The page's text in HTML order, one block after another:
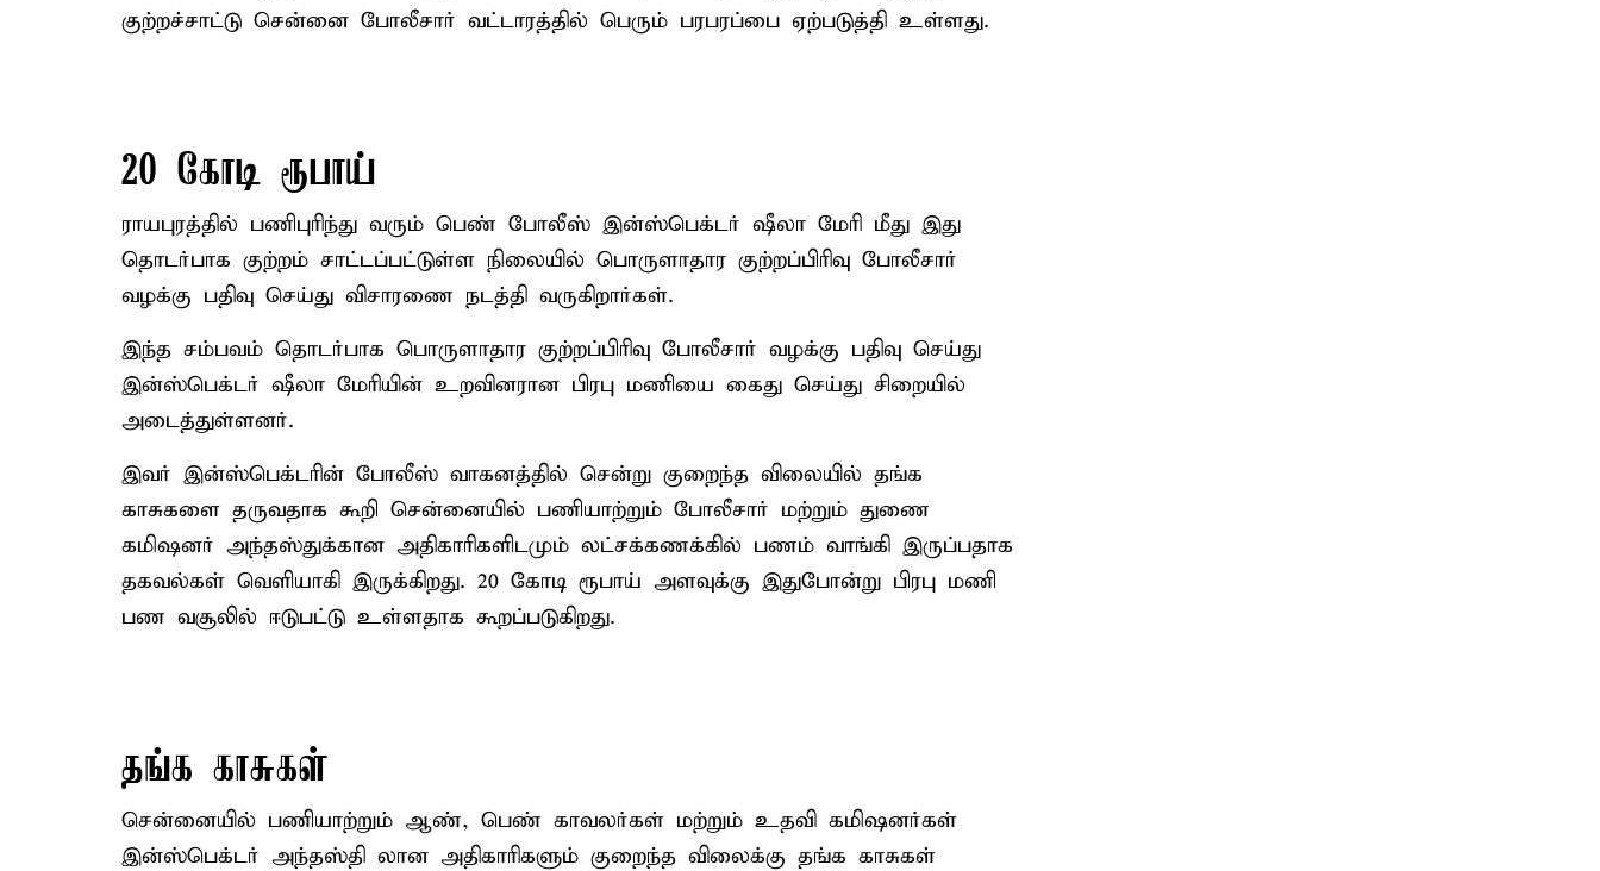
குற்றச்சாட்டு சென்னை போலீசார் வட்டாரத்தில் பெரும் பரபரப்பை ஏற்படுத்தி உள்ளது.
20 கோடி ரூபாய்
ராயபுரத்தில் பணிபுரிந்து வரும் பெண் போலீஸ் இன்ஸ்பெக்டர் ஷீலா மேரி மீது இது
தொடர்பாக குற்றம் சாட்டப்பட்டுள்ள நிலையில் பொருளாதார குற்றப்பிரிவு போலீசார்
வழக்கு பதிவு செய்து விசாரணை நடத்தி வருகிறார்கள்.
இந்த சம்பவம் தொடர்பாக பொருளாதார குற்றப்பிரிவு போலீசார் வழக்கு பதிவு செய்து
இன்ஸ்பெக்டர் ஷீலா மேரியின் உறவினரான பிரபு மணியை கைது செய்து சிறையில்
அடைத்துள்ளனர்.
இவர் இன்ஸ்பெக்டரின் போலீஸ் வாகனத்தில் சென்று குறைந்த விலையில் தங்க
காசுகளை தருவதாக கூறி சென்னையில் பணியாற்றும் போலீசார் மற்றும் துணை
கமிஷனர் அந்தஸ்துக்கான அதிகாரிகளிடமும் லட்சக்கணக்கில் பணம் வாங்கி இருப்பதாக
தகவல்கள் வெளியாகி இருக்கிறது. 20 கோடி ரூபாய் அளவுக்கு இதுபோன்று பிரபு மணி
பண வசூலில் ஈடுபட்டு உள்ளதாக கூறப்படுகிறது.
தங்க காசுகள்
சென்னையில் பணியாற்றும் ஆண், பெண் காவலர்கள் மற்றும் உதவி கமிஷனர்கள்
இன்ஸ்பெக்டர் அந்தஸ்தி லான அதிகாரிகளும் குறைந்த விலைக்கு தங்க காசுகள்